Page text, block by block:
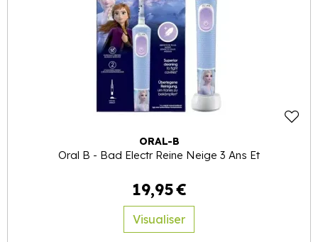
ORAL-B
Oral B - Bad Electr Reine Neige 3 Ans Et
19,95€
Visualiser